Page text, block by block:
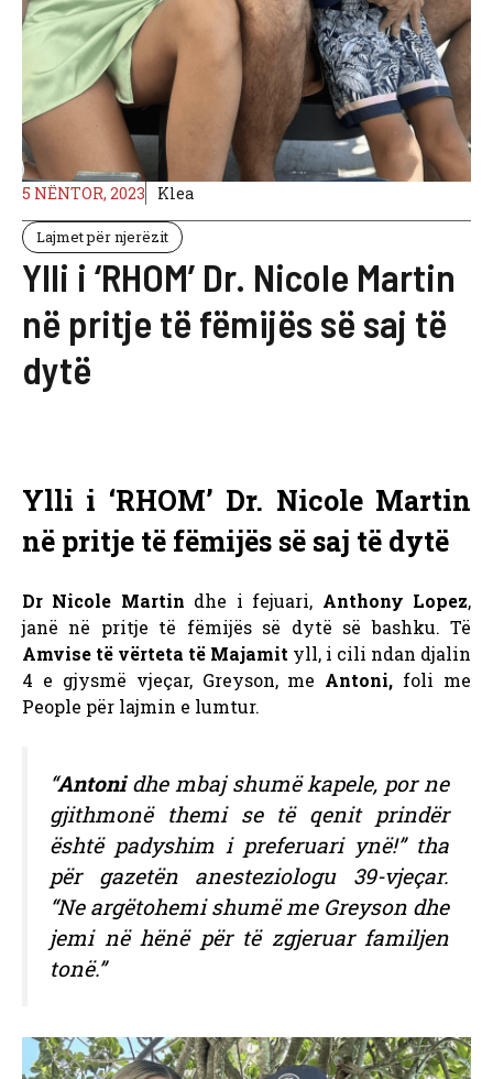
5 NËNTOR, 2023 Klea
Lajmet për njerëzit
Ylli i ‘RHOM’ Dr. Nicole Martin
në pritje të fëmijës së saj të
dytë
Ylli i ‘RHOM’ Dr. Nicole Martin
në pritje të fëmijës së saj të dytë
Dr Nicole Martin dhe i fejuari, Anthony Lopez,
janë në pritje të fëmijës së dytë së bashku. Të
Amvise të vërteta të Majamit yll, i cili ndan djalin
4 e gjysmë vjeçar, Greyson, me Antoni, foli me
People për lajmin e lumtur.
“Antonidhe mbaj shumë kapele, por ne
gjithmonë themi se të qenit prindër
është padyshim i preferuari ynë!” tha
për gazetën anesteziologu 39-vjeçar.
“Ne argëtohemi shumë me Greyson dhe
jemi në hënë për të zgjeruar familjen
tonë.”